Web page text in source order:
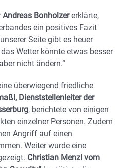
Andreas Bonholzererklärte,
ein positives Fazit
Seite gibt es heuer
Wetter könnte etwas besser
nicht ändern.“
überwiegend friedliche
Dienststellenleiter der
, berichtete von einigen
einzelner Personen. Zudem
Angriff auf einen
Weiter wurde eine
Christian Menzl vom